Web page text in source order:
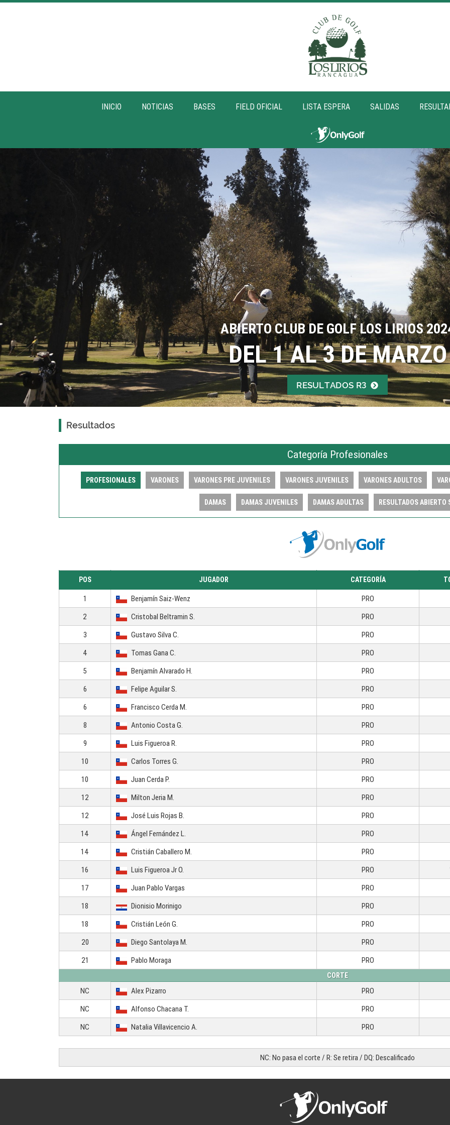
INICIO NOTICIAS BASES FIELD OFICIAL LISTA ESPERA SALIDAS
ABIERTO CLUB DE GOLF LOS LIRIOS
DEL 1 AL 3 DE MARZO
RESULTADOS R3
Resultados
Categoría Profesionales
PROFESIONALES VARONES VARONES PRE JUVENILES VARONES JUVENILES VARONES ADULTOS
DAMAS DAMAS JUVENILES DAMAS ADULTAS RESULTADOS ABIERTO
POS JUGADOR CATEGORÍA T
1 Benjamín Saiz-Wenz
PRO
2
Cristobal Beltramin S.
PRO
3
Gustavo Silva C.
PRO
4
Tomas Gana C.
PRO
5
Benjamín Alvarado H.
PRO
6
Felipe Aguilar S.
PRO
6
Francisco Cerda M.
PRO
8
Antonio Costa G.
PRO
9
Luis Figueroa R.
PRO
10
Carlos Torres G.
PRO
10
Juan Cerda P.
PRO
12
Milton Jeria M.
PRO
12
José Luis Rojas B.
PRO
14
Ángel Fernández L.
PRO
14
Cristián Caballero M.
PRO
16
Luis Figueroa Jr O. PRO
17
Juan Pablo Vargas PRO
18
Dionisio Morinigo
PRO
18
Cristián León G.
PRO
20
Diego Santolaya M.
PRO
21
Pablo Moraga PRO
CORTE
NC Alex Pizarro
PRO
NC
Alfonso Chacana T.
PRO
NC
Natalia Villavicencio A. PRO
NC: No pasa el corte / R: Se retira / DQ: Descalificado